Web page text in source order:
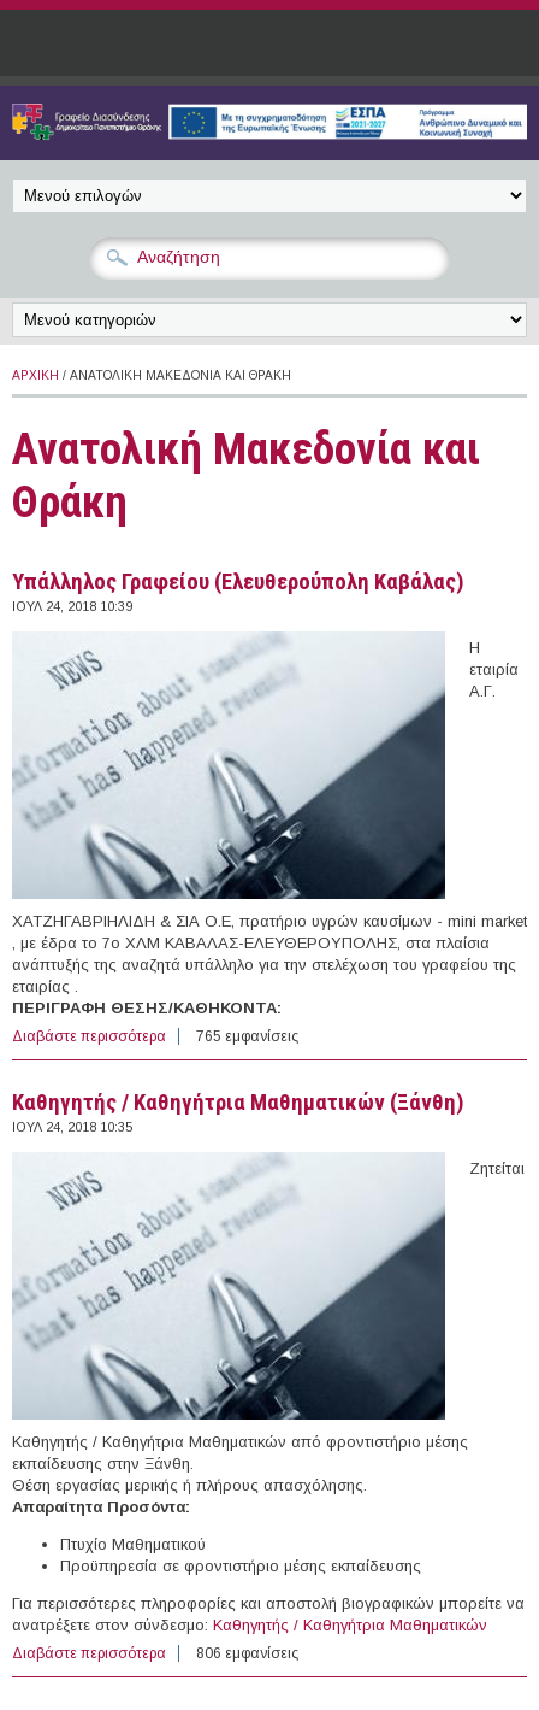
Παράκαμψη προς το κυρίως περιεχόμενο
ΑΡΧΙΚΉ / ΑΝΑΤΟΛΙΚΉ ΜΑΚΕΔΟΝΊΑ ΚΑΙ ΘΡΆΚΗ
Ανατολική Μακεδονία και
Θράκη
Υπάλληλος Γραφείου (Ελευθερούπολη Καβάλας)
ΙΟΥΛ 24, 2018 10:39
Η
εταιρία
Α.Γ.
ΧΑΤΖΗΓΑΒΡΙΗΛΙΔΗ & ΣΙΑ Ο.Ε, πρατήριο υγρών καυσίμων - mini market
, με έδρα το 7ο ΧΛΜ ΚΑΒΑΛΑΣ-ΕΛΕΥΘΕΡΟΥΠΟΛΗΣ, στα πλαίσια
ανάπτυξής της αναζητά υπάλληλο για την στελέχωση του γραφείου της
εταιρίας .
ΠΕΡΙΓΡΑΦΗ ΘΕΣΗΣ/ΚΑΘΗΚΟΝΤΑ:
Διαβάστε περισσότερα για Υπάλληλος Γραφείου (Ελευθερούπολη Καβάλας)
765 εμφανίσεις
Καθηγητής / Καθηγήτρια Μαθηματικών (Ξάνθη)
ΙΟΥΛ 24, 2018 10:35
Ζητείται
Καθηγητής / Καθηγήτρια Μαθηματικών από φροντιστήριο μέσης
εκπαίδευσης στην Ξάνθη.
Θέση εργασίας μερικής ή πλήρους απασχόλησης.
Απαραίτητα Προσόντα:
Πτυχίο Μαθηματικού
Προϋπηρεσία σε φροντιστήριο μέσης εκπαίδευσης
Για περισσότερες πληροφορίες και αποστολή βιογραφικών μπορείτε να
ανατρέξετε στον σύνδεσμο: Καθηγητής / Καθηγήτρια Μαθηματικών
Διαβάστε περισσότερα για Καθηγητής / Καθηγήτρια Μαθηματικών (Ξάνθη)
806 εμφανίσεις